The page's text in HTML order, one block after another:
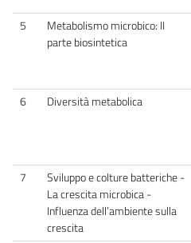
5
Metabolismo microbico: II
parte biosintetica
6
Diversità metabolica
7
Sviluppo e colture batteriche -
La crescita microbica -
Influenza dell’ambiente sulla
crescita